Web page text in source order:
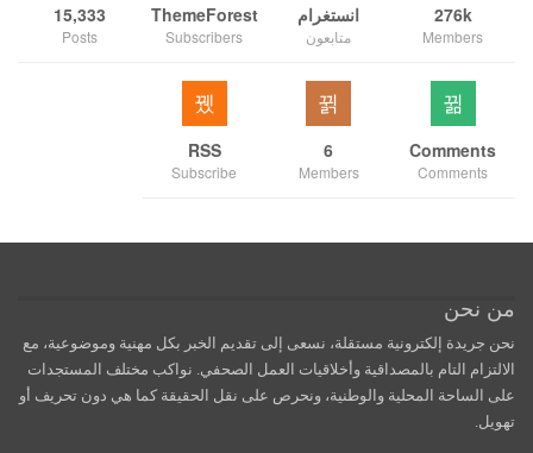
276k
Members
انستغرام
متابعون
ThemeForest
Subscribers
15,333
Posts
Comments
Comments
6
Members
RSS
Subscribe
من نحن
نحن جريدة إلكترونية مستقلة، نسعى إلى تقديم الخبر بكل مهنية وموضوعية، مع
الالتزام التام بالمصداقية وأخلاقيات العمل الصحفي. نواكب مختلف المستجدات
على الساحة المحلية والوطنية، ونحرص على نقل الحقيقة كما هي دون تحريف أو
تهويل.